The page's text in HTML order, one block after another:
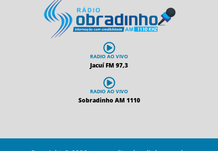
RADIO AO VIVO
Jacuí FM 97,3
RADIO AO VIVO
Sobradinho AM 1110